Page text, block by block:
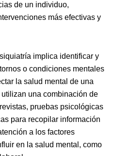
de un individuo,
más efectivas y
implica identificar y
o condiciones mentales
la salud mental de una
una combinación de
pruebas psicológicas
para recopilar información
a los factores
en la salud mental, como